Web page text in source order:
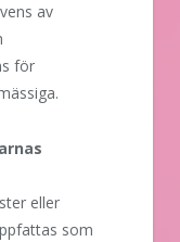
av
för
eller
som